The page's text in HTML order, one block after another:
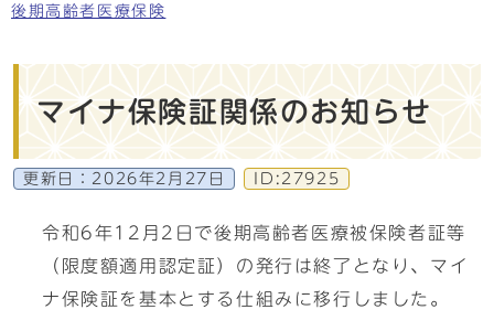
後期高齢者医療保険
マイナ保険証関係のお知らせ
更新日： 2026年2月27日 ID:27925
令和6年12月2日で後期高齢者医療被保険者証等
（限度額適用認定証）の発行は終了となり、マイ
ナ保険証を基本とする仕組みに移行しました。